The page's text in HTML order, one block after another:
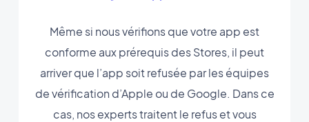
Même si nous vérifions que votre app est
conforme aux prérequis des Stores, il peut
arriver que l’app soit refusée par les équipes
de vérification d’Apple ou de Google. Dans ce
cas, nos experts traitent le refus et vous